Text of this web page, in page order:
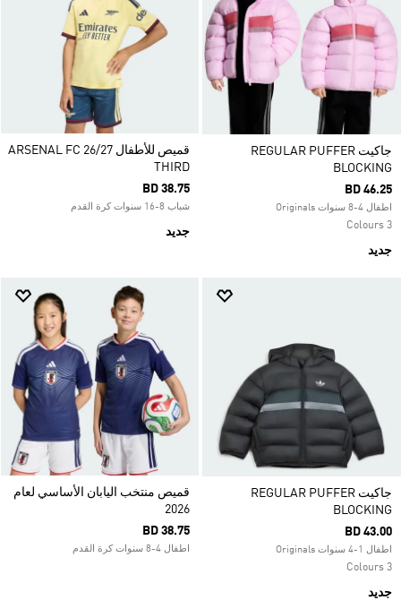
جاكيت REGULAR PUFFER
BLOCKING
BD 46.25
اطفال 4-8 سنوات Originals
3 Colours
جديد
قميص للأطفال ARSENAL FC 26/27
THIRD
BD 38.75
شباب 8-16 سنوات كرة القدم
جديد
جاكيت REGULAR PUFFER
BLOCKING
BD 43.00
اطفال 1-4 سنوات Originals
3 Colours
جديد
قميص منتخب اليابان الأساسي لعام
2026
BD 38.75
اطفال 4-8 سنوات كرة القدم